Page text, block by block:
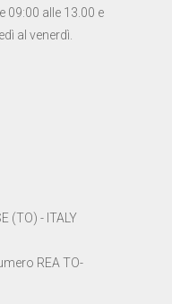
09:00 alle 13.00 e
al venerdì.
(TO) - ITALY
REA TO-